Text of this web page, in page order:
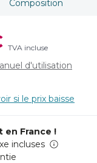
Composition
TVA incluse
d'utilisation
si le prix baisse
en France !
incluses